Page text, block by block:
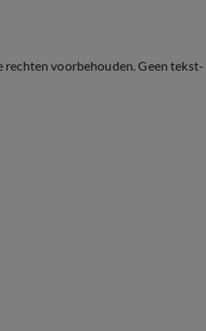
rechten voorbehouden. Geen tekst-